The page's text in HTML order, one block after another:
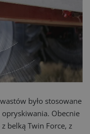
było stosowane
Obecnie
belką Twin Force, z